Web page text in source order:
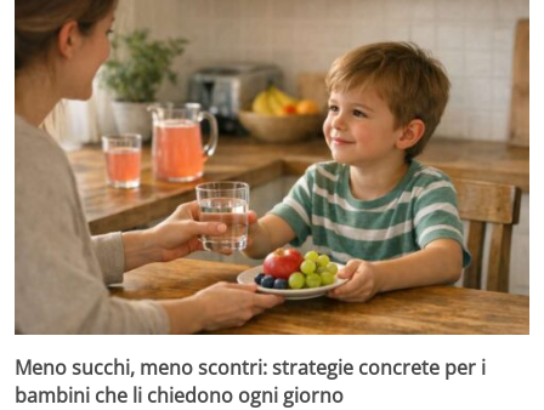
Meno succhi, meno scontri: strategie concrete per i
bambini che li chiedono ogni giorno